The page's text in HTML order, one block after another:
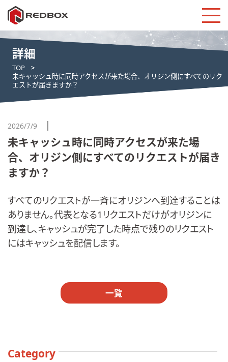
詳細
TOP
未キャッシュ時に同時アクセスが来た場合、オリジン側にすべてのリク
エストが届きますか？
2026/7/9
未キャッシュ時に同時アクセスが来た場
合、オリジン側にすべてのリクエストが届き
ますか？
すべてのリクエストが一斉にオリジンへ到達することは
ありません。代表となる1リクエストだけがオリジンに
到達し、キャッシュが完了した時点で残りのリクエスト
にはキャッシュを配信します。
一覧
Category